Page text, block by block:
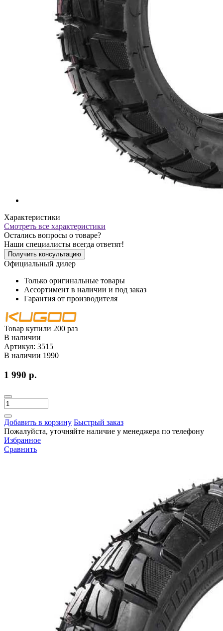
Характеристики
Смотреть все характеристики
Остались вопросы о товаре?
Наши специалисты всегда ответят!
Получить консультацию
Официальный дилер
Только оригинальные товары
Ассортимент в наличии и под заказ
Гарантия от производителя
Товар купили 200 раз
В наличии
Артикул: 3515
В наличии 1990
1 990 р.
Добавить в корзину Быстрый заказ
Пожалуйста, уточняйте наличие у менеджера по телефону
Избранное
Сравнить